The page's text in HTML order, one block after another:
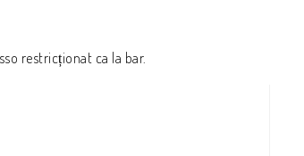
restricționat ca la bar.